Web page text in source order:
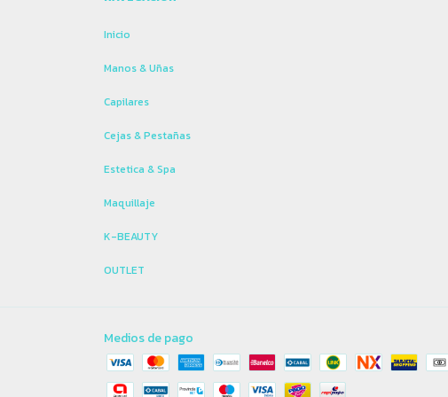
Inicio
Manos & Uñas
Capilares
Cejas & Pestañas
Estetica & Spa
Maquillaje
K-BEAUTY
OUTLET
Medios de pago